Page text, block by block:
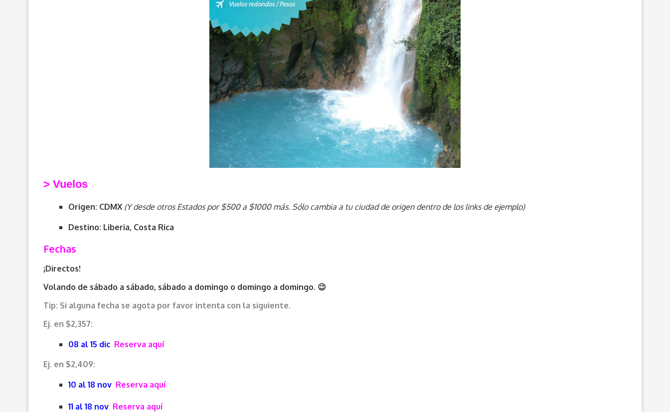
> Vuelos
Origen: CDMX (Y desde otros Estados por $500 a $1000 más. Sólo cambia a tu ciudad de origen dentro de los links de ejemplo)
Destino: Liberia, Costa Rica
Fechas
¡Directos!
Volando de sábado a sábado, sábado a domingo o domingo a domingo. 😉
Tip: Si alguna fecha se agota por favor intenta con la siguiente.
Ej. en $2,357:
08 al 15 dic Reserva aquí
Ej. en $2,409:
10 al 18 nov Reserva aquí
11 al 18 nov Reserva aquí